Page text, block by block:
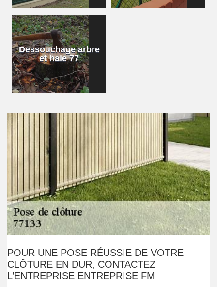
Dessouchage arbre
et haie 77
POUR UNE POSE RÉUSSIE DE VOTRE
CLÔTURE EN DUR, CONTACTEZ
L’ENTREPRISE ENTREPRISE FM